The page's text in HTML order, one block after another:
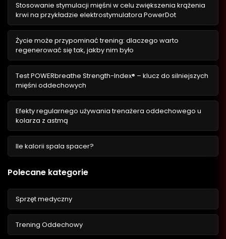
Stosowanie stymulacji mięśni w celu zwiększenia krążenia
krwi na przykładzie elektrostymulatora PowerDot
Życie może przypominać trening: dlaczego warto
regenerować się tak, jakby nim było
Test POWERbreathe Strength-Index® – klucz do silniejszych
mięśni oddechowych
Efekty regularnego używania trenażera oddechowego u
kolarza z astmą
Ile kalorii spala spacer?
Polecane kategorie
Sprzęt medyczny
Trening Oddechowy